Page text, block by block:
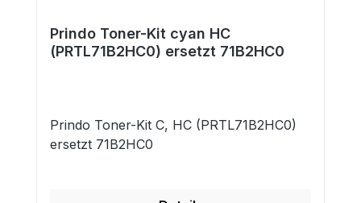
Prindo Toner-Kit cyan HC
(PRTL71B2HC0) ersetzt 71B2HC0
Prindo Toner-Kit C, HC (PRTL71B2HC0)
ersetzt 71B2HC0